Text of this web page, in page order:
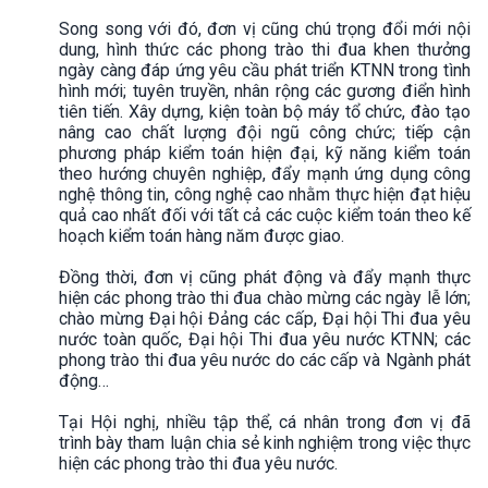
Song song với đó, đơn vị cũng chú trọng đổi mới nội
dung, hình thức các phong trào thi đua khen thưởng
ngày càng đáp ứng yêu cầu phát triển KTNN trong tình
hình mới; tuyên truyền, nhân rộng các gương điển hình
tiên tiến. Xây dựng, kiện toàn bộ máy tổ chức, đào tạo
nâng cao chất lượng đội ngũ công chức; tiếp cận
phương pháp kiểm toán hiện đại, kỹ năng kiểm toán
theo hướng chuyên nghiệp, đẩy mạnh ứng dụng công
nghệ thông tin, công nghệ cao nhằm thực hiện đạt hiệu
quả cao nhất đối với tất cả các cuộc kiểm toán theo kế
hoạch kiểm toán hàng năm được giao.
Đồng thời, đơn vị cũng phát động và đẩy mạnh thực
hiện các phong trào thi đua chào mừng các ngày lễ lớn;
chào mừng Đại hội Đảng các cấp, Đại hội Thi đua yêu
nước toàn quốc, Đại hội Thi đua yêu nước KTNN; các
phong trào thi đua yêu nước do các cấp và Ngành phát
động…
Tại Hội nghị, nhiều tập thể, cá nhân trong đơn vị đã
trình bày tham luận chia sẻ kinh nghiệm trong việc thực
hiện các phong trào thi đua yêu nước.